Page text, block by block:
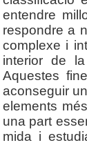
entendre
respondre a
complexe i
interior de
Aquestes
aconseguir
elements
una part
mida i